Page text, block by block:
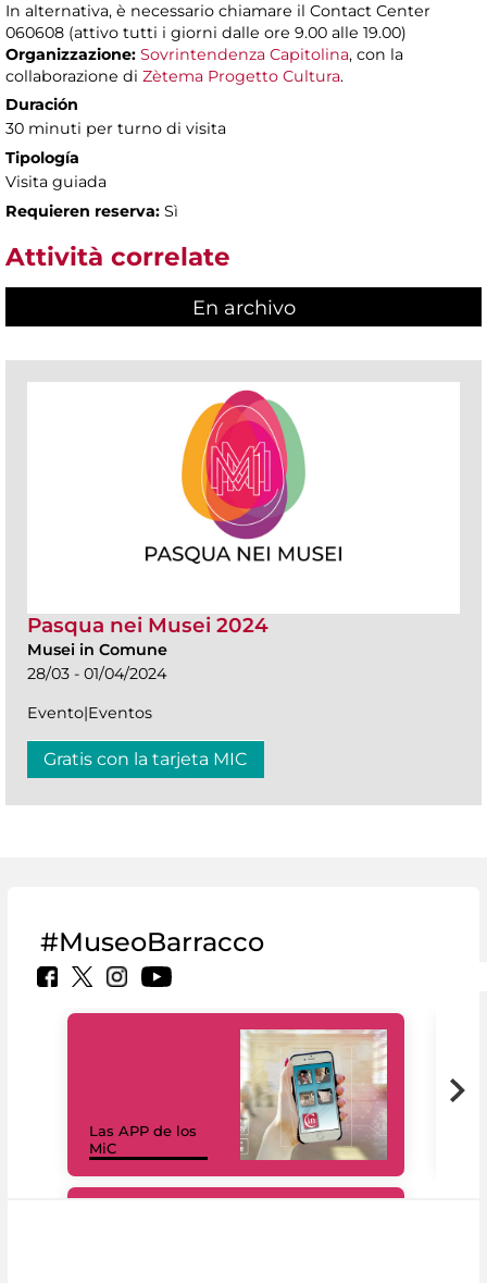
In alternativa, è necessario chiamare il Contact Center
060608 (attivo tutti i giorni dalle ore 9.00 alle 19.00)
Organizzazione: Sovrintendenza Capitolina, con la
collaborazione di Zètema Progetto Cultura.
Duración
30 minuti per turno di visita
Tipología
Visita guiada
Requieren reserva: Sì
Attività correlate
En archivo
Pasqua nei Musei 2024
Musei in Comune
28/03 - 01/04/2024
Evento|Eventos
Gratis con la tarjeta MIC
#MuseoBarracco
Las APP de los
MiC